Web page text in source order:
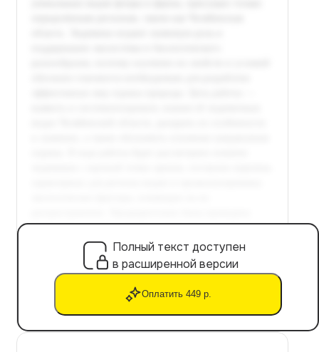
Полный текст доступен
в расширенной версии
Оплатить 449 р.